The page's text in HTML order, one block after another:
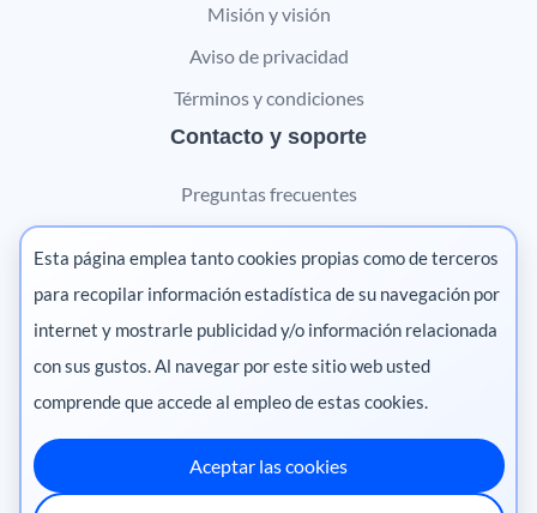
Misión y visión
Aviso de privacidad
Términos y condiciones
Contacto y soporte
Preguntas frecuentes
Contáctanos
Marketing digital
Pharma
México
·
Ecuador·Perú·
Esta página emplea tanto cookies propias como de terceros
para recopilar información estadística de su navegación por
internet y mostrarle publicidad y/o información relacionada
con sus gustos. Al navegar por este sitio web usted
comprende que accede al empleo de estas cookies.
Aceptar las cookies